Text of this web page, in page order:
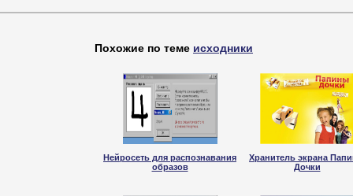
Похожие по теме исходники
Нейросеть для распознавания
образов
Хранитель экрана
Дочки